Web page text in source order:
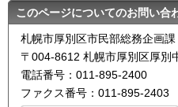
このページについてのお問い合
札幌市厚別区市民部総務企画課
〒004-8612 札幌市厚別区厚別
電話番号：011-895-2400
ファクス番号：011-895-2403